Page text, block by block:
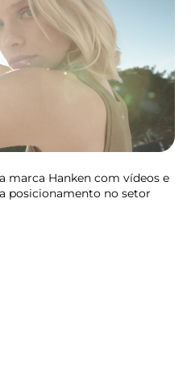
marca Hanken com vídeos e
posicionamento no setor